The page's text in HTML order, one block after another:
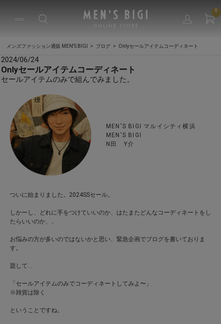
0
メンズファッション通販 MEN'S BIGI ブログ Onlyセールアイテムコーディネート
2024/06/24
Onlyセールアイテムコーディネート
セールアイテムのみで組んでみました。
MEN'S BIGI マルイシティ横浜
MEN'S BIGI
N田 Y介
ついに始まりました。2024SSセール。
しかーし、どれに手をつけていいのか、はたまたどんなコーディネートをし
たらいいのか、、
お悩みの方が多いのではないかと思い、緊急企画でブログを書いておりま
す。
題して…
「セールアイテムのみでコーディネートしてみよ〜」
※雑貨は除く
ということですね。